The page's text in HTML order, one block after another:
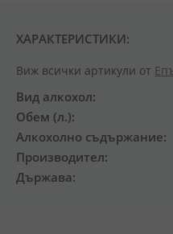
ХАРАКТЕРИСТИКИ:
Виж всички артикули от
Вид алкохол
Обем (л.)
Алкохолно съдържание
Производител
Държава